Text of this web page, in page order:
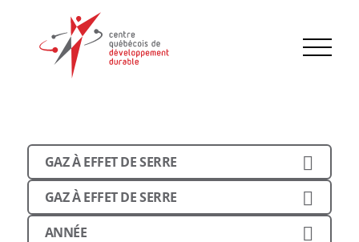
GAZ À EFFET DE SERRE
GAZ À EFFET DE SERRE
ANNÉE